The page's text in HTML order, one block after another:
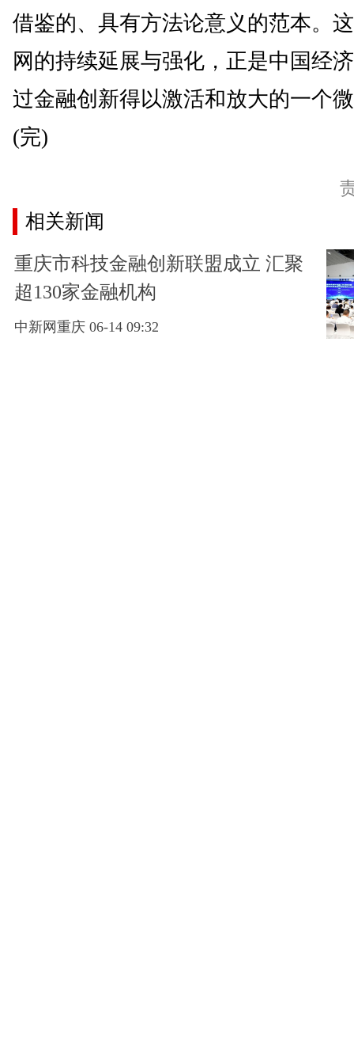
借鉴的、具有方法论意义的范本。
网的持续延展与强化，正是中国经
过金融创新得以激活和放大的一个
(完)
相关新闻
重庆市科技金融创新联盟成立 汇聚
超130家金融机构
中新网重庆 06-14 09:32